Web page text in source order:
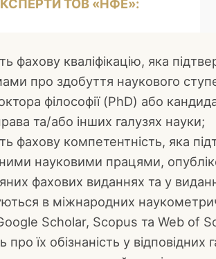
ТОВ «НФЕ»:
фахову кваліфікацію, яка
про здобуття наукового
філософії (PhD) або
та/або інших галузях науки;
фахову компетентність, яка
науковими працями,
фахових виданнях та у
в міжнародних
Scholar, Scopus та Web of
про їх обізнаність у відповідних